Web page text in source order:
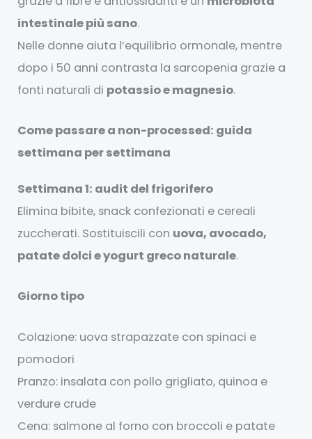
intestinale più sano.
Nelle donne aiuta l’equilibrio ormonale, mentre
dopo i 50 anni contrasta la sarcopenia grazie a
fonti naturali di potassio e magnesio.
Come passare a non-processed: guida
settimana per settimana
Settimana 1: audit del frigorifero
Elimina bibite, snack confezionati e cereali
zuccherati. Sostituiscili con uova, avocado,
patate dolci e yogurt greco naturale.
Giorno tipo
Colazione: uova strapazzate con spinaci e
pomodori
Pranzo: insalata con pollo grigliato, quinoa e
verdure crude
Cena: salmone al forno con broccoli e patate